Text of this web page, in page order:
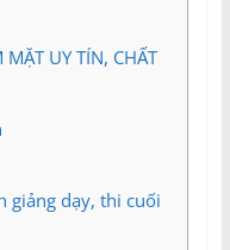
UY TÍN, CHẤT
giảng dạy, thi cuối